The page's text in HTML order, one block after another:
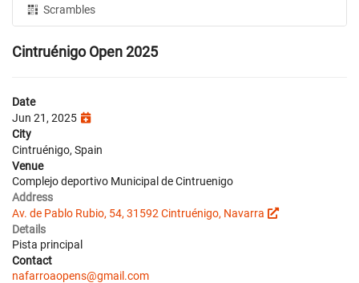
Scrambles
Cintruénigo Open 2025
Date
Jun 21, 2025
City
Cintruénigo, Spain
Venue
Complejo deportivo Municipal de Cintruenigo
Address
Av. de Pablo Rubio, 54, 31592 Cintruénigo, Navarra
Details
Pista principal
Contact
nafarroaopens@gmail.com